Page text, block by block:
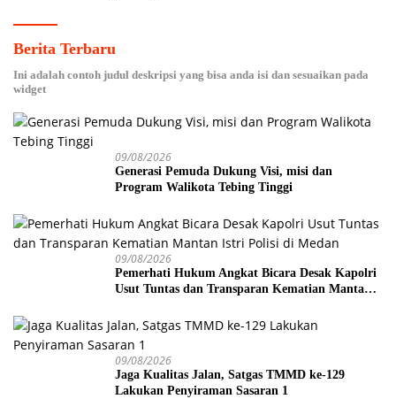
Berita Terbaru
Ini adalah contoh judul deskripsi yang bisa anda isi dan sesuaikan pada
widget
09/08/2026
Generasi Pemuda Dukung Visi, misi dan
Program Walikota Tebing Tinggi
09/08/2026
Pemerhati Hukum Angkat Bicara Desak Kapolri
Usut Tuntas dan Transparan Kematian Mantan
09/08/2026
Jaga Kualitas Jalan, Satgas TMMD ke-129
Lakukan Penyiraman Sasaran 1